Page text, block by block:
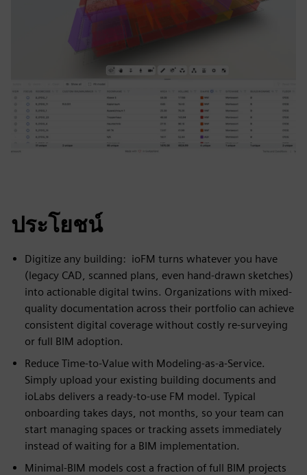
ประโยชน์
Digitize any building: ioFM turns whatever you have
(legacy CAD, scanned plans, even hand-drawn sketches)
into actionable digital twins. Organizations with mixed-
quality documentation across their portfolio can achieve
consistent digital coverage without costly re-surveying
or full BIM adoption.
Reduce Time-to-Value with Modeling-as-a-Service.
Simply upload your existing building documents and
ioLabs delivers a ready-to-use FM model. Typical
onboarding takes days, not months, so your team can
start managing spaces or tracking assets immediately
instead of waiting for a BIM implementation.
Minimal-BIM models cost a fraction of full BIM projects